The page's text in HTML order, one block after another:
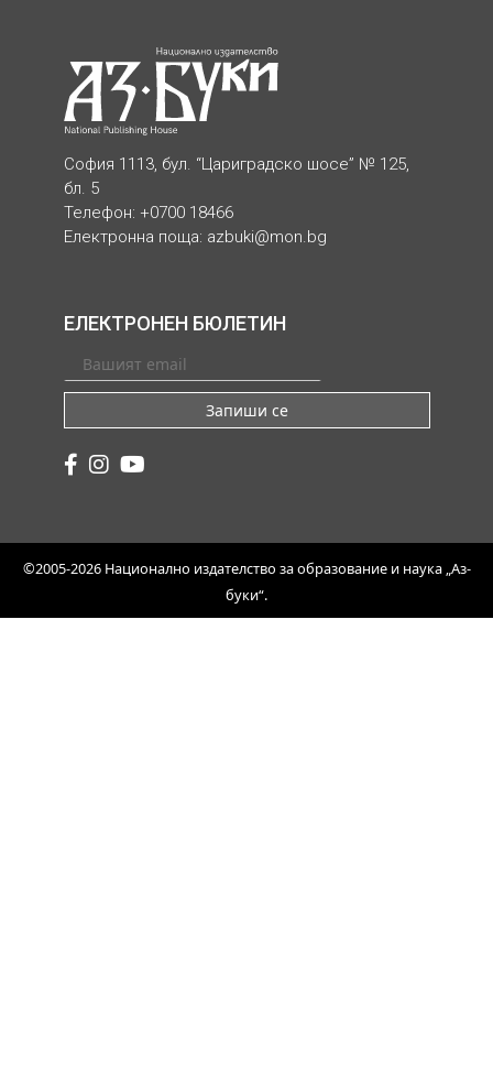
София 1113, бул. “Цариградско шосе” № 125,
бл. 5
Телефон: +0700 18466
Електронна поща: azbuki@mon.bg
ЕЛЕКТРОНЕН БЮЛЕТИН
Запиши се
©2005-2026 Национално издателство за образование и наука „Аз-
буки“.